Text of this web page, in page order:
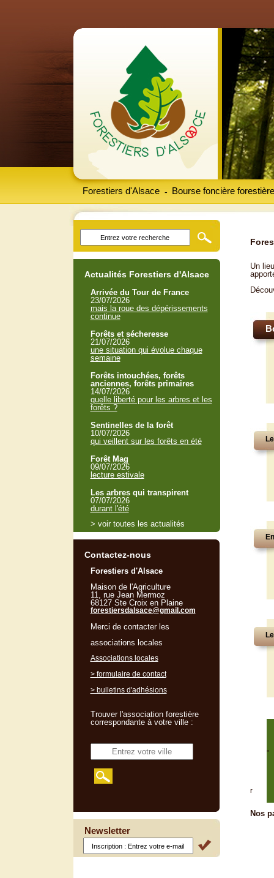
Forestiers d'Alsace Bourse foncière forestière
-
Un
"
r
Nos
Actualités Forestiers d'Alsace
Arrivée du Tour de France
23/07/2026
mais la roue des dépérissements
continue
Forêts et sécheresse
21/07/2026
une situation qui évolue chaque
semaine
Forêts intouchées, forêts
anciennes, forêts primaires
14/07/2026
quelle liberté pour les arbres et les
forêts ?
Sentinelles de la forêt
10/07/2026
qui veillent sur les forêts en été
Forêt Mag
09/07/2026
lecture estivale
Les arbres qui transpirent
07/07/2026
durant l'été
> voir toutes les actualités
Contactez-nous
Forestiers d'Alsace
Maison de l'Agriculture
11, rue Jean Mermoz
68127 Ste Croix en Plaine
forestiersdalsace@gmail.com
Merci de contacter les
associations locales
Associations locales
> formulaire de contact
> bulletins d'adhésions
Trouver l'association forestière
correspondante à votre ville :
Newsletter